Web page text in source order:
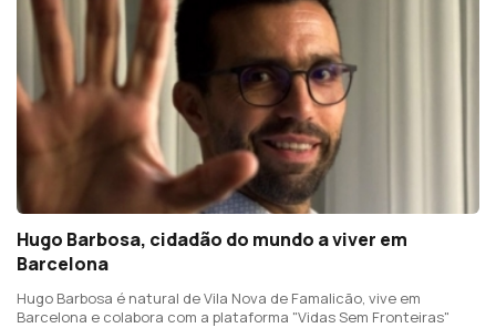
Hugo Barbosa, cidadão do mundo a viver em
Barcelona
Hugo Barbosa é natural de Vila Nova de Famalicão, vive em
Barcelona e colabora com a plataforma "Vidas Sem Fronteiras"